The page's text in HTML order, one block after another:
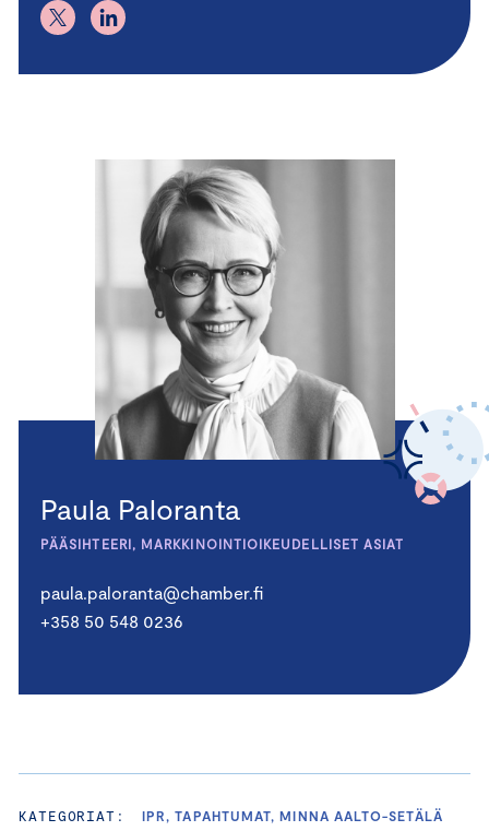
Paula Paloranta
PÄÄSIHTEERI, MARKKINOINTIOIKEUDELLISET ASIAT
paula.paloranta@chamber.fi
+358 50 548 0236
KATEGORIAT: IPR, TAPAHTUMAT, MINNA AALTO-SETÄLÄ